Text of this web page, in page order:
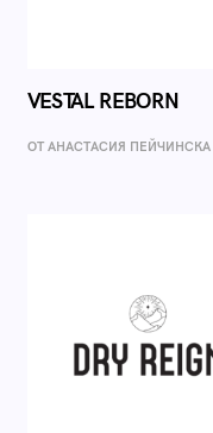
VESTAL REBORN
ОТ AНАСТАСИЯ ПЕЙЧИНСКА